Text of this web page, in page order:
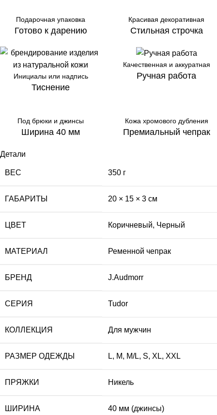
Подарочная упаковка
Готово к дарению
Красивая декоративная
Стильная строчка
Инициалы или надпись
Тиснение
Качественная и аккуратная
Ручная работа
Под брюки и джинсы
Ширина 40 мм
Кожа хромового дубления
Премиальный чепрак
Детали
ВЕС 350 г
ГАБАРИТЫ 20 × 15 × 3 см
ЦВЕТ Коричневый, Черный
МАТЕРИАЛ Ременной чепрак
БРЕНД J.Audmorr
СЕРИЯ Tudor
КОЛЛЕКЦИЯ Для мужчин
РАЗМЕР ОДЕЖДЫ L, M, M/L, S, XL, XXL
ПРЯЖКИ Никель
ШИРИНА 40 мм (джинсы)